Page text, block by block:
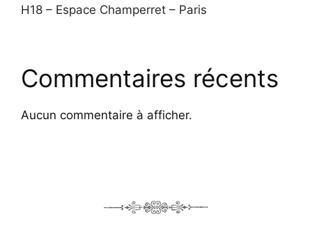
H18 – Espace Champerret – Paris
Commentaires récents
Aucun commentaire à afficher.